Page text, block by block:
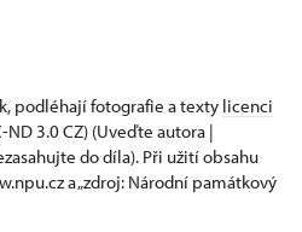
podléhají fotografie a texty licenci
ND 3.0 CZ) (Uveďte autora |
do díla). Při užití obsahu
a „zdroj: Národní památkový